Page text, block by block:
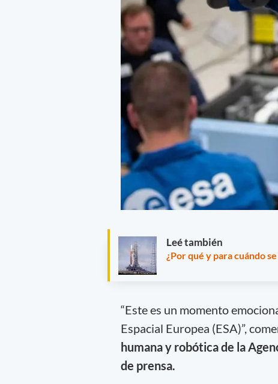
Leé también
¿Por qué y para cuándo
“Este es un momento
Espacial Europea (ESA)”,
humana y robótica de la
de prensa.